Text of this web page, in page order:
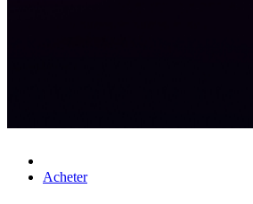
Acheter